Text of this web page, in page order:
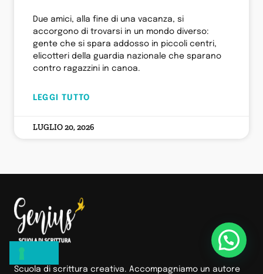
Due amici, alla fine di una vacanza, si
accorgono di trovarsi in un mondo diverso:
gente che si spara addosso in piccoli centri,
elicotteri della guardia nazionale che sparano
contro ragazzini in canoa.
LEGGI TUTTO
LUGLIO 20, 2026
Scuola di scrittura creativa. Accompagniamo un autore